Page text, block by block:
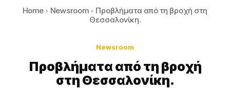
Home Newsroom
Προβλήματα από τη βροχή στη
Θεσσαλονίκη.
Newsroom
Προβλήματα από τη βροχή
στη Θεσσαλονίκη.